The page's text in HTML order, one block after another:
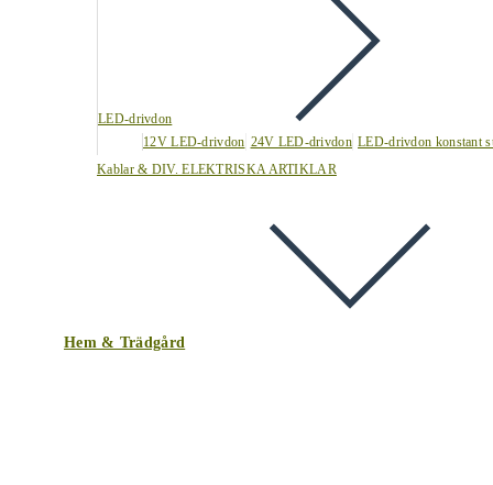
LED-drivdon
12V LED-drivdon 24V LED-drivdon LED-drivdon konstant
Kablar & DIV. ELEKTRISKA ARTIKLAR
Hem & Trädgård